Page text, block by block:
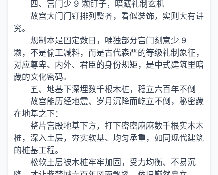
四、宫门少 9 颗钉子，暗藏礼制玄机
故宫大门门钉排列整齐，看似装饰，实则大有讲
究。
规制本是固定数目，唯独部分宫门刻意少 9
颗，不是偷工减料，而是古代森严的等级礼制象征，
对应尊卑、内外、君臣的身份规矩，是中式建筑里暗
藏的文化密码。
五、地基下深埋数千根木桩，稳立六百年不倒
故宫能历经地震、岁月沉降而屹立不倒，秘密藏
在地基之下：
整片宫殿地基下方，打下密密麻麻数千根实木木
桩，深入土层，夯实软基、均匀承重，如同现代建筑
的桩基工程。
松软土层被木桩牢牢加固，受力均衡、不易沉